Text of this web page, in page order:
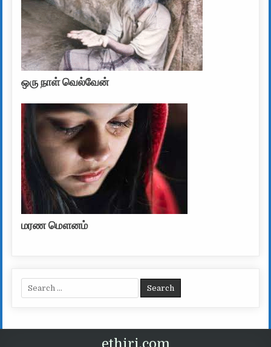
ஒரு நாள் வெல்வேன்
மரண மௌனம்
Search for:
ethiri.com